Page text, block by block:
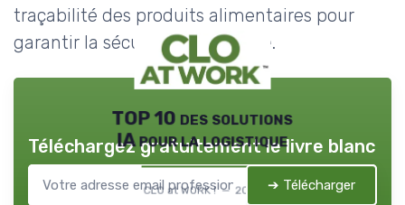
traçabilité des produits alimentaires pour
garantir la sécurité et la qualité.
TOP 10 des solutions
IA pour la logistique
CLO at WORK ! — 2026
Téléchargez gratuitement le livre blanc
➔ Télécharger